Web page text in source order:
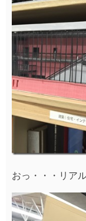
おっ・・・リアル